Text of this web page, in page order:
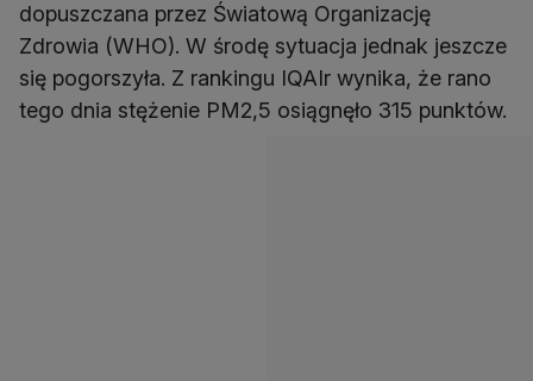
dopuszczana przez Światową Organizację
Zdrowia (WHO). W środę sytuacja jednak jeszcze
się pogorszyła. Z rankingu IQAIr wynika, że rano
tego dnia stężenie PM2,5 osiągnęło 315 punktów.